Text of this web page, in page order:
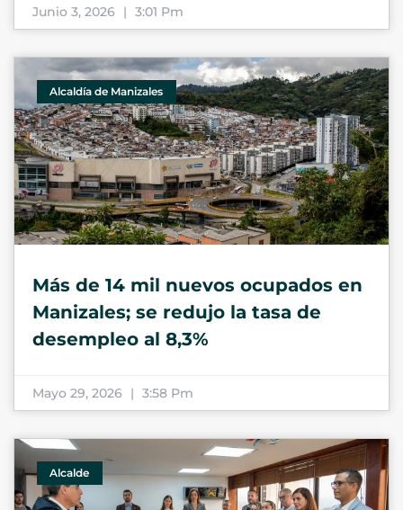
Junio 3, 2026 3:01 Pm
Alcaldía de Manizales
Más de 14 mil nuevos ocupados en
Manizales; se redujo la tasa de
desempleo al 8,3%
Mayo 29, 2026 3:58 Pm
Alcalde